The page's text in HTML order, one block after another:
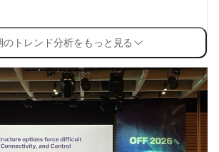
のトレンド分析をもっと見る